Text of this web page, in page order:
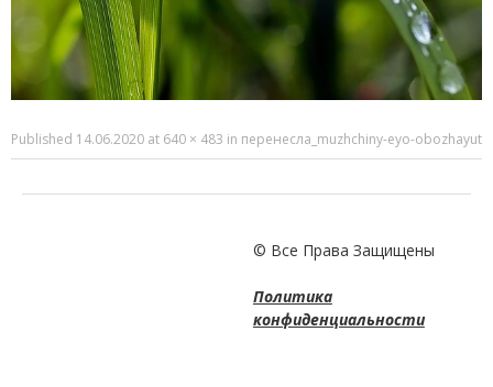
Published 14.06.2020 at 640 × 483 in перенесла_muzhchiny-eyo-obozhayut
© Все Права Защищены
Политика
конфиденциальности